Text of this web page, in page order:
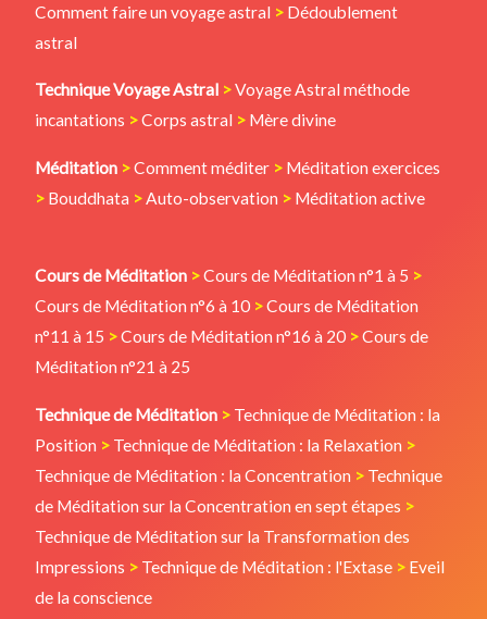
Comment faire un voyage astral > Dédoublement
astral
Technique Voyage Astral >Voyage Astral méthode
incantations >Corps astral > Mère divine
Méditation >Comment méditer > Méditation exercices
> Bouddhata >Auto-observation > Méditation active
Cours de Méditation >Cours de Méditation n°1 à 5 >
Cours de Méditation n°6 à 10 >Cours de Méditation
n°11 à 15 >Cours de Méditation n°16 à 20 >Cours de
Méditation n°21 à 25
Technique de Méditation > Technique de Méditation : la
Position > Technique de Méditation : la Relaxation >
Technique de Méditation : la Concentration > Technique
de Méditation sur la Concentration en sept étapes >
Technique de Méditation sur la Transformation des
Impressions > Technique de Méditation : l'Extase > Eveil
de la conscience